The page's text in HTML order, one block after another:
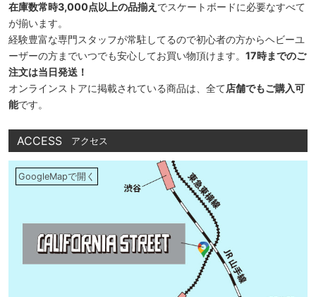
在庫数常時3,000点以上の品揃え でスケートボードに必要なすべて
が揃います。
経験豊富な専門スタッフが常駐してるので初心者の方からヘビーユ
ーザーの方までいつでも安心してお買い物頂けます。 17時までのご
注文は当日発送！
オンラインストアに掲載されている商品は、全て店舗でもご購入可
能です。
ACCESS アクセス
GoogleMapで開く